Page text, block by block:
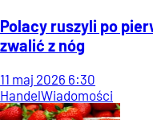
Polacy ruszyli po
zwalić z nóg
11 maj 2026 6:30
HandelWiadomości